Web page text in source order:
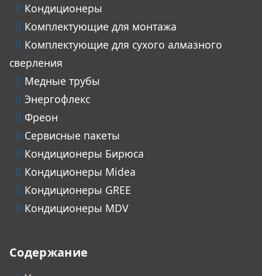
Кондиционеры
Комплектующие для монтажа
Комплектующие для сухого алмазного
сверления
Медные трубы
Энергофлекс
Фреон
Сервисные пакеты
Кондиционеры Бирюса
Кондиционеры Midea
Кондиционеры GREE
Кондиционеры MDV
Содержание